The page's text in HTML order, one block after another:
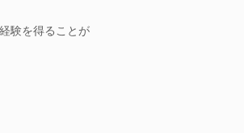
験を得ることが